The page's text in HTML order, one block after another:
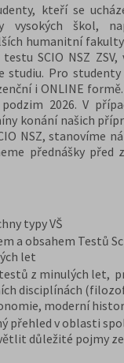
kteří se
vysokých škol,
humanitní fakulty
SCIO NSZ
studiu. Pro
i ONLINE
2026. V
konání našich
NSZ, stanovíme
přednášky před
typy VŠ
a obsahem Testů
let
z minulých let,
disciplínách
moderní
přehled v oblasti
důležité pojmy